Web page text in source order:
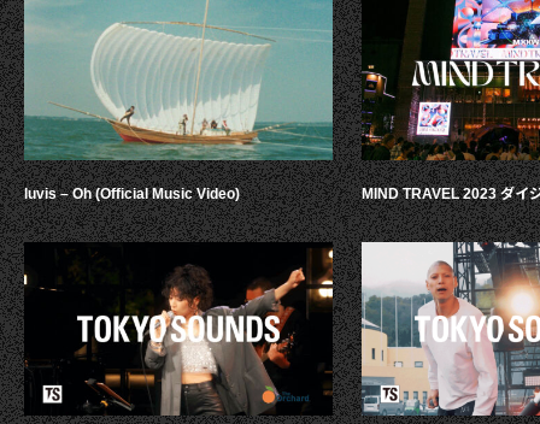
luvis – Oh (Official Music Video) MIND TRAVEL 2023 ダイ